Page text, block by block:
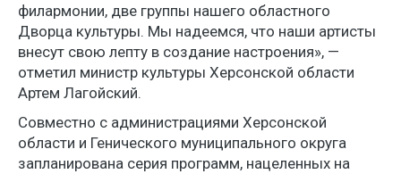
филармонии, две группы нашего областного
Дворца культуры. Мы надеемся, что наши артисты
внесут свою лепту в создание настроения», —
отметил министр культуры Херсонской области
Артем Лагойский.
Совместно с администрациями Херсонской
области и Генического муниципального округа
запланирована серия программ, нацеленных на